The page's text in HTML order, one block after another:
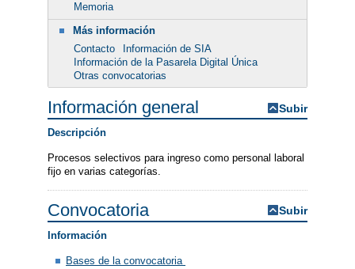
Memoria
Más información
Contacto
Información de SIA
Información de la Pasarela Digital Única
Otras convocatorias
Información general Subir
Descripción
Procesos selectivos para ingreso como personal laboral
fijo en varias categorías.
Convocatoria Subir
Información
Bases de la convocatoria